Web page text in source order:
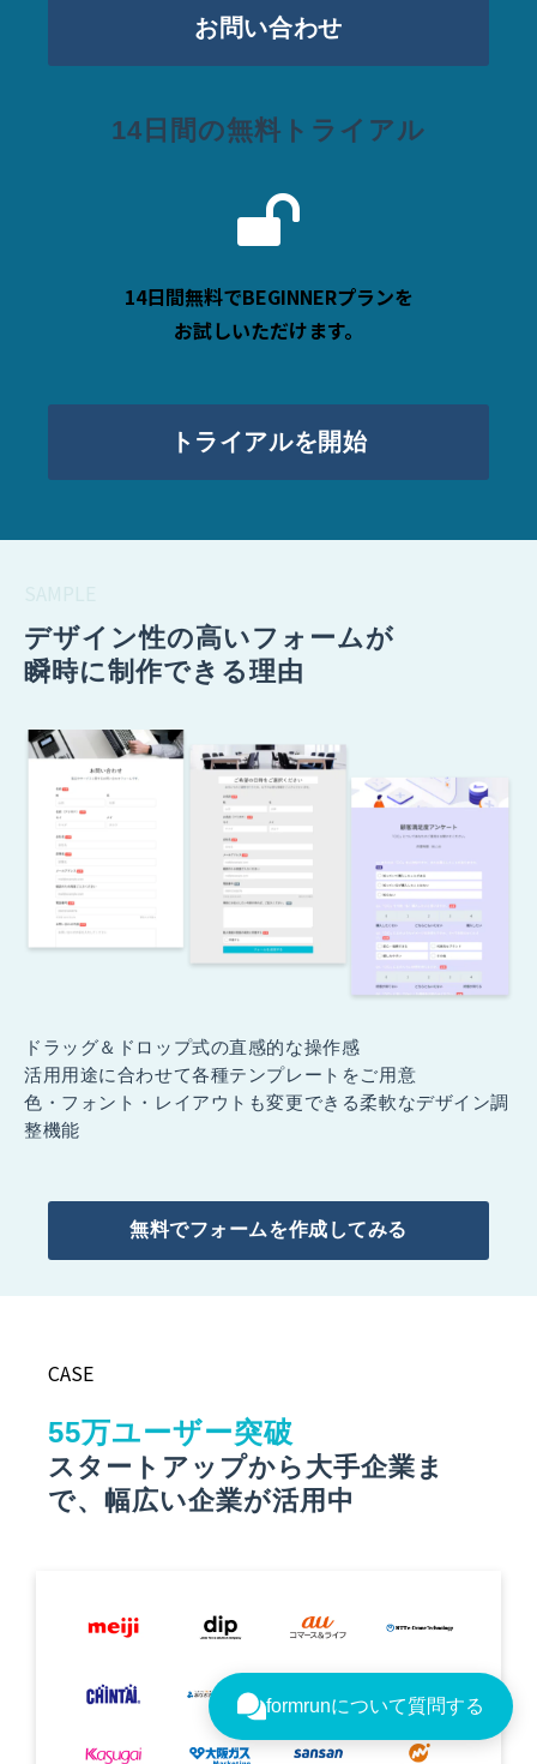
お問い合わせ
14日間の無料トライアル
14日間無料でBEGINNERプランを
お試しいただけます。
トライアルを開始
デザイン性の高いフォームが
瞬時に制作できる理由
ドラッグ＆ドロップ式の直感的な操作感
活用用途に合わせて各種テンプレートをご用意
色・フォント・レイアウトも変更できる柔軟なデザイン調
整機能
無料でフォームを作成してみる
CASE
55万ユーザー突破
スタートアップから大手企業ま
で、幅広い企業が活用中